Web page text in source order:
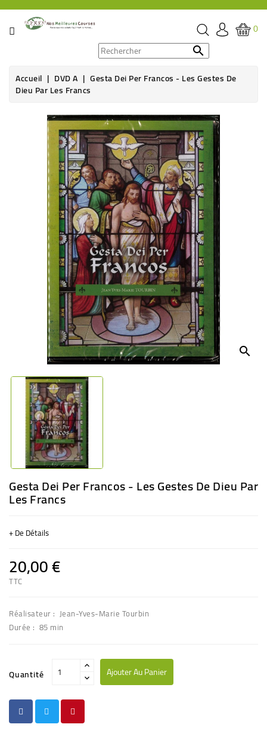
CATÉGORIE
ÉPICERIE
BOISSON
HYGIÈNE
CULTUREL
0

Accueil DVD A Gesta Dei Per Francos - Les Gestes De
Dieu Par Les Francs
search
Gesta Dei Per Francos - Les Gestes De Dieu Par
Les Francs
+ De Détails
20,00 €
TTC
Réalisateur : Jean-Yves-Marie Tourbin
Durée : 85 min
Quantité Ajouter Au Panier